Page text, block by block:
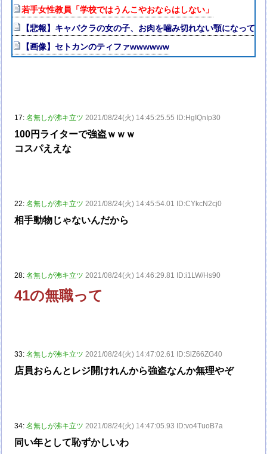
若手女性教員「学校ではうんこやおならはしない」
【悲報】キャバクラの女の子、お肉を噛み切れない顎になってし
【画像】セトカンのティファwwwwww
17:名無しが沸キ立ツ 2021/08/24(火) 14:45:25.55 ID:HgIQnIp30
100円ライターで強盗ｗｗｗ
コスパええな
22:名無しが沸キ立ツ 2021/08/24(火) 14:45:54.01 ID:CYkcN2cj0
相手動物じゃないんだから
28:名無しが沸キ立ツ 2021/08/24(火) 14:46:29.81 ID:i1LW/Hs90
41の無職って
33:名無しが沸キ立ツ 2021/08/24(火) 14:47:02.61 ID:SlZ66ZG40
店員おらんとレジ開けれんから強盗なんか無理やぞ
34:名無しが沸キ立ツ 2021/08/24(火) 14:47:05.93 ID:vo4TuoB7a
同い年として恥ずかしいわ